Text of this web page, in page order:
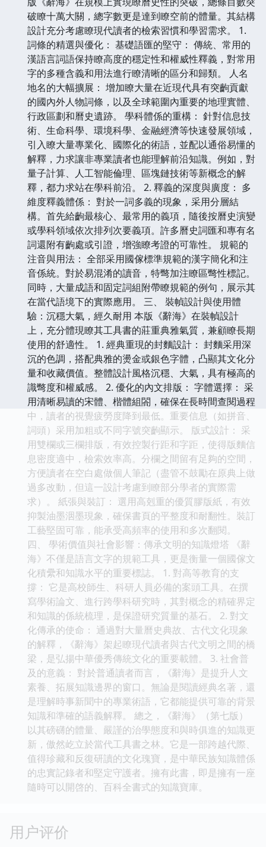
破瞭十萬大關，總字數更是達到瞭空前的體量。其結構
設計充分考慮瞭現代讀者的檢索習慣和學習需求。 1.
詞條的精選與優化： 基礎語匯的堅守： 傳統、常用的
漢語言詞語保持瞭高度的穩定性和權威性釋義，對常用
字的多種含義和用法進行瞭清晰的區分和歸類。 人名
地名的大幅擴展： 增加瞭大量在近現代具有突齣貢獻
的國內外人物詞條，以及全球範圍內重要的地理實體、
行政區劃和曆史遺跡。 學科體係的重構： 針對信息技
術、生命科學、環境科學、金融經濟等快速發展領域，
引入瞭大量專業化、國際化的術語，並配以通俗易懂的
解釋，力求讓非專業讀者也能理解前沿知識。例如，對
量子計算、人工智能倫理、區塊鏈技術等新概念的解
釋，都力求站在學科前沿。 2. 釋義的深度與廣度： 多
維度釋義體係： 對於一詞多義的現象，采用分層結
構。首先給齣最核心、最常用的義項，隨後按曆史演變
或學科領域依次排列次要義項。許多曆史詞匯和專有名
詞還附有齣處或引證，增強瞭考證的可靠性。 規範的
注音與用法： 全部采用國傢標準規範的漢字簡化和注
音係統。對於易混淆的讀音，特彆加注瞭區彆性標記。
同時，大量成語和固定詞組附帶瞭規範的例句，展示其
在當代語境下的實際應用。 三、 裝幀設計與使用體
驗：沉穩大氣，經久耐用 本版《辭海》在裝幀設計
上，充分體現瞭其工具書的莊重典雅氣質，兼顧瞭長期
使用的舒適性。 1. 經典重現的封麵設計： 封麵采用深
沉的色調，搭配典雅的燙金或銀色字體，凸顯其文化分
量和收藏價值。整體設計風格沉穩、大氣，具有極高的
識彆度和權威感。 2. 優化的內文排版： 字體選擇： 采
用清晰易讀的宋體、楷體組閤，確保在長時間查閱過程
中，讀者的視覺疲勞度降到最低。重要信息（如拼音、
詞頭）采用加粗或不同字號突齣顯示。 版式設計： 采
用雙欄或三欄排版，有效控製行距和字距，使得版麵信
息密度適中，檢索效率高。分欄之間留有足夠的空間，
方便讀者在空白處做個人筆記（盡管不鼓勵在原典上做
過多改動，但這一設計考慮到瞭部分學者的實際需
求）。 紙張與裝訂： 選用高剋重的優質膠版紙，有效
抑製油墨洇墨現象，確保書頁的平整度和耐翻性。裝訂
工藝堅固可靠，能承受高頻率的使用和多次翻閱。
四、 學術價值與社會影響：傳承文明的知識燈塔 《辭
海》不僅是語言文字的規範工具，更是衡量一個國傢文
化積纍和知識水平的重要標誌。 1. 對高等教育的支
撐： 它是高校師生、科研人員必備的案頭工具。在撰
寫學術論文、進行跨學科研究時，其對概念的精確界定
和知識的係統梳理，是保證研究質量的基石。 2. 對文
化傳承的使命： 通過對大量曆史典故、古代文化現象
的解釋，《辭海》架起瞭現代讀者與古代文明之間的橋
梁，是弘揚中華優秀傳統文化的重要載體。 3. 社會普
及的意義： 對於普通讀者而言，《辭海》是提升人文
素養、拓展知識邊界的窗口。無論是閱讀經典名著，還
是理解時事新聞中的專業術語，它都能提供可靠的背景
知識和準確的語義解釋。 總之，《辭海》（第七版）
以其磅礴的體量、嚴謹的治學態度和與時俱進的知識更
新，傲然屹立於當代工具書之林。它是一部跨越代際、
值得珍藏和反復研讀的文化瑰寶，是中華民族知識體係
的忠實記錄者和堅定守護者。擁有此書，即是擁有一座
隨時可以開啓的、百科全書式的知識寶庫。
用户评价